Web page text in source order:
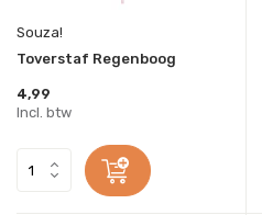
Souza!
Toverstaf Regenboog
4,99
Incl. btw